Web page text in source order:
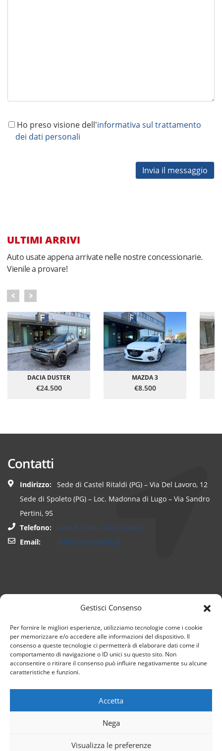
Gestisci Consenso
Per fornire le migliori esperienze, utilizziamo tecnologie come i cookie
per memorizzare e/o accedere alle informazioni del dispositivo. Il
consenso a queste tecnologie ci permetterà di elaborare dati come il
comportamento di navigazione o ID unici su questo sito. Non
acconsentire o ritirare il consenso può influire negativamente su alcune
caratteristiche e funzioni.
Accetta
Nega
Visualizza le preferenze
Ho preso visione dell'informativa sul trattamento
dei dati personali
ULTIMI ARRIVI
Auto usate appena arrivate nelle nostre concessionarie.
Vienile a provare!
DACIA DUSTER
€24.500
MAZDA 3
€8.500
Contatti
Indirizzo:
Sede di Castel Ritaldi (PG) – Via Del Lavoro, 12
Sede di Spoleto (PG) – Loc. Madonna di Lugo – Via Sandro
Pertini, 95
Telefono:
0743 51236 - 0743 225092
Email:
info@ferroniauto.it